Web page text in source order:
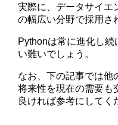
実際に、データサイエ
の幅広い分野で採用さ
Pythonは常に進化し
い難いでしょう。
なお、下の記事では他
将来性を現在の需要も
良ければ参考にしてく